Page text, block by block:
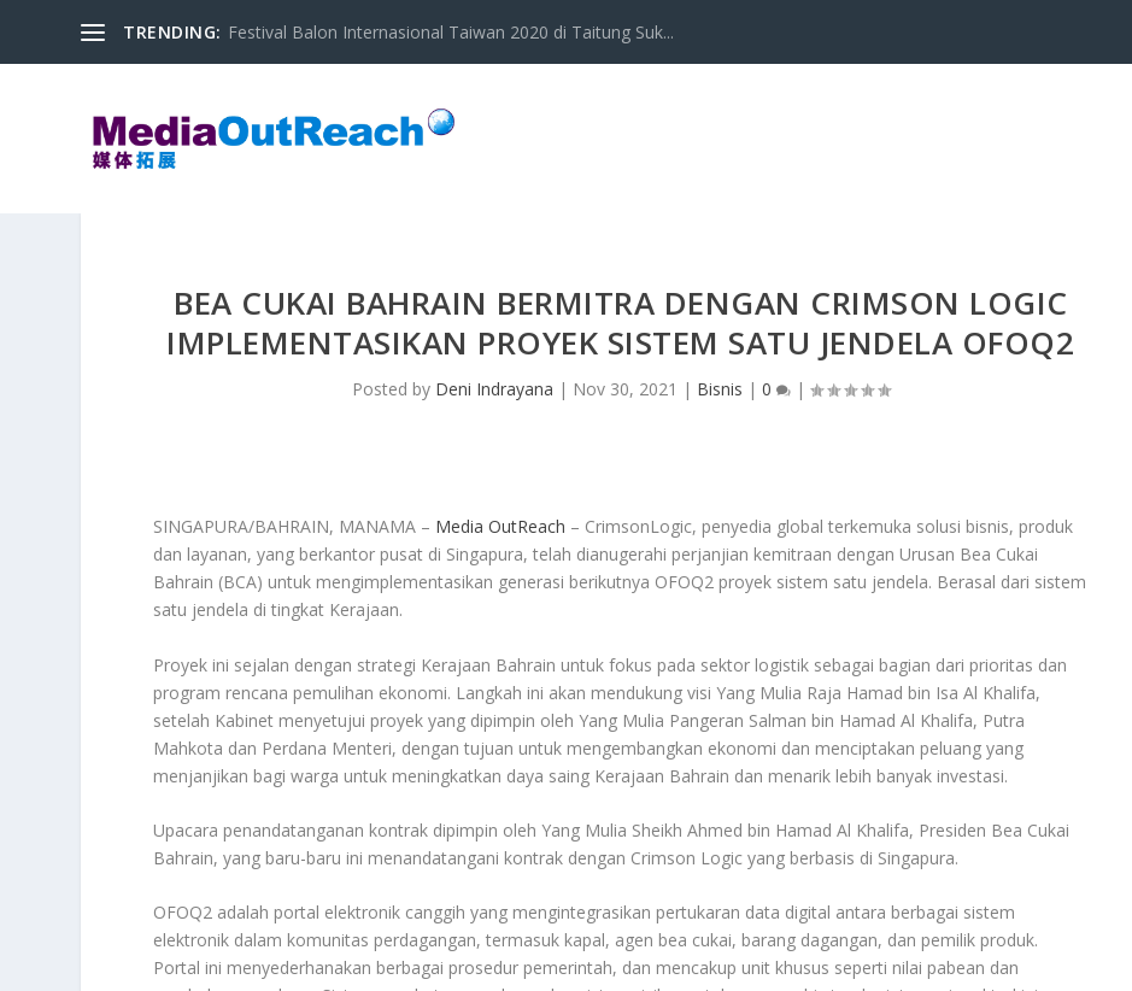
TRENDING: Festival Balon Internasional Taiwan 2020 di Taitung Suk...
BEA CUKAI BAHRAIN BERMITRA DENGAN CRIMSON LOGIC
IMPLEMENTASIKAN PROYEK SISTEM SATU JENDELA OFOQ2
Posted by Deni Indrayana | Nov 30, 2021 | Bisnis | 0 |
SINGAPURA/BAHRAIN, MANAMA – Media OutReach – CrimsonLogic, penyedia global terkemuka solusi bisnis, produk
dan layanan, yang berkantor pusat di Singapura, telah dianugerahi perjanjian kemitraan dengan Urusan Bea Cukai
Bahrain (BCA) untuk mengimplementasikan generasi berikutnya OFOQ2 proyek sistem satu jendela. Berasal dari sistem
satu jendela di tingkat Kerajaan.
Proyek ini sejalan dengan strategi Kerajaan Bahrain untuk fokus pada sektor logistik sebagai bagian dari prioritas dan
program rencana pemulihan ekonomi. Langkah ini akan mendukung visi Yang Mulia Raja Hamad bin Isa Al Khalifa,
setelah Kabinet menyetujui proyek yang dipimpin oleh Yang Mulia Pangeran Salman bin Hamad Al Khalifa, Putra
Mahkota dan Perdana Menteri, dengan tujuan untuk mengembangkan ekonomi dan menciptakan peluang yang
menjanjikan bagi warga untuk meningkatkan daya saing Kerajaan Bahrain dan menarik lebih banyak investasi.
Upacara penandatanganan kontrak dipimpin oleh Yang Mulia Sheikh Ahmed bin Hamad Al Khalifa, Presiden Bea Cukai
Bahrain, yang baru-baru ini menandatangani kontrak dengan Crimson Logic yang berbasis di Singapura.
OFOQ2 adalah portal elektronik canggih yang mengintegrasikan pertukaran data digital antara berbagai sistem
elektronik dalam komunitas perdagangan, termasuk kapal, agen bea cukai, barang dagangan, dan pemilik produk.
Portal ini menyederhanakan berbagai prosedur pemerintah, dan mencakup unit khusus seperti nilai pabean dan